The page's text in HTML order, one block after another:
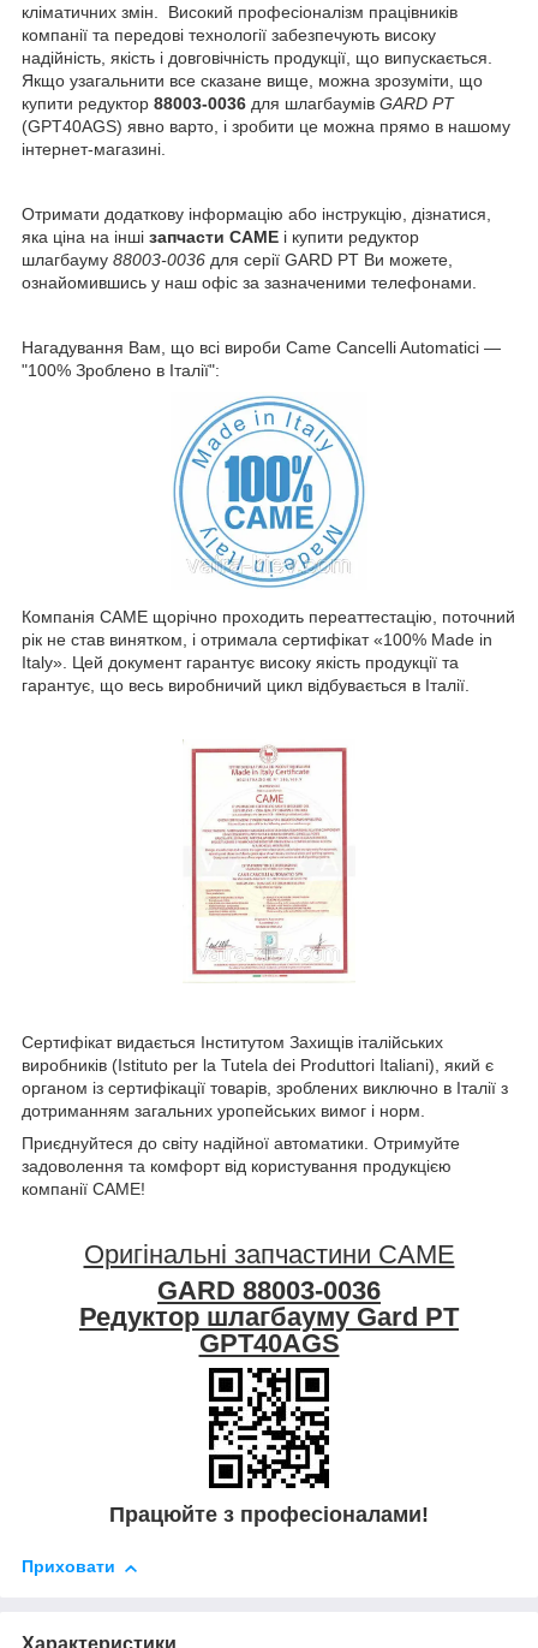
кліматичних змін. Високий професіоналізм працівників
компанії та передові технології забезпечують високу
надійність, якість і довговічність продукції, що випускається.
Якщо узагальнити все сказане вище, можна зрозуміти, що
купити редуктор 88003-0036 для шлагбаумів GARD PT
(GPT40AGS) явно варто, і зробити це можна прямо в нашому
інтернет-магазині.
Отримати додаткову інформацію або інструкцію, дізнатися,
яка ціна на інші запчасти CAME і купити редуктор
шлагбауму 88003-0036 для серії GARD PT Ви можете,
ознайомившись у наш офіс за зазначеними телефонами.
Нагадування Вам, що всі вироби Came Cancelli Automatici —
"100% Зроблено в Італії":
Компанія CAME щорічно проходить переаттестацію, поточний
рік не став винятком, і отримала сертифікат «100% Made in
Italy». Цей документ гарантує високу якість продукції та
гарантує, що весь виробничий цикл відбувається в Італії.
Сертифікат видається Інститутом Захищів італійських
виробників (Istituto per la Tutela dei Produttori Italiani), який є
органом із сертифікації товарів, зроблених виключно в Італії з
дотриманням загальних уропейських вимог і норм.
Приєднуйтеся до світу надійної автоматики. Отримуйте
задоволення та комфорт від користування продукцією
компанії CAME!
Оригінальні запчастини CAME
GARD 88003-0036
Редуктор шлагбауму Gard PT
GPT40AGS
Працюйте з професіоналами!
Приховати